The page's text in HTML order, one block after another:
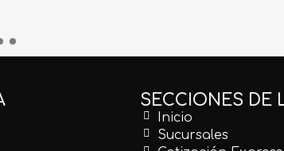
SECCIONES DE
Inicio
Sucursales